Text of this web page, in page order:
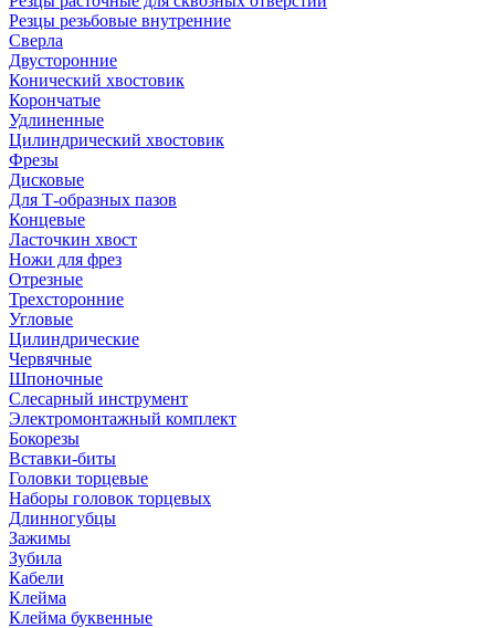
Резцы резьбовые внутренние
Сверла
Двусторонние
Конический хвостовик
Корончатые
Удлиненные
Цилиндрический хвостовик
Фрезы
Дисковые
Для Т-образных пазов
Концевые
Ласточкин хвост
Ножи для фрез
Отрезные
Трехсторонние
Угловые
Цилиндрические
Червячные
Шпоночные
Слесарный инструмент
Электромонтажный комплект
Бокорезы
Вставки-биты
Головки торцевые
Наборы головок торцевых
Длинногубцы
Зажимы
Зубила
Кабели
Клейма
Клейма буквенные